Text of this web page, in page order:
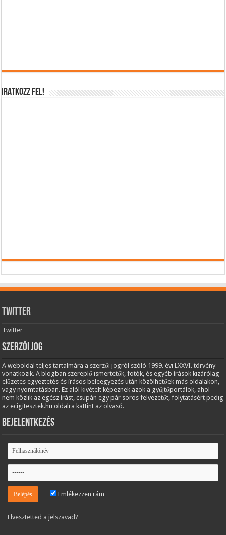
IRATKOZZ FEL!
Twitter
Twitter
Szerzői jog
A weboldal teljes tartalmára a szerzői jogról szóló 1999. évi LXXVI. törvény
vonatkozik. A blogban szereplő ismertetők, fotók, és egyéb írások kizárólag
előzetes egyeztetés és írásos beleegyezés után közölhetőek más oldalakon,
vagy nyomtatásban. Ez alól kivételt képeznek azok a gyűjtőportálok, ahol
nem közlik az egész írást, csupán egy pár soros felvezetőt, folytatásért pedig
az ecigitesztek.hu oldalra kattint az olvasó.
Bejelentkezés
Emlékezzen rám
Elvesztetted a jelszavad?